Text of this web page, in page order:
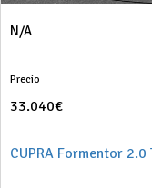
N/A
Precio
33.040€
CUPRA Formentor 2.0